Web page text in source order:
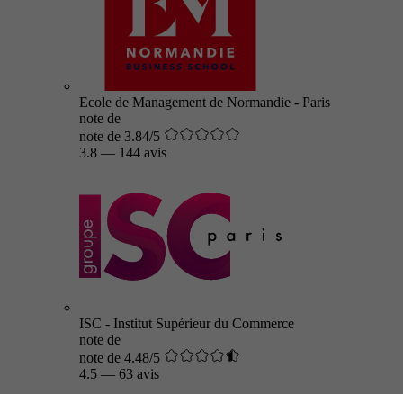
Ecole de Management de Normandie - Paris
note de
note de 3.84/5
3.8 — 144 avis
ISC - Institut Supérieur du Commerce
note de
note de 4.48/5
4.5 — 63 avis